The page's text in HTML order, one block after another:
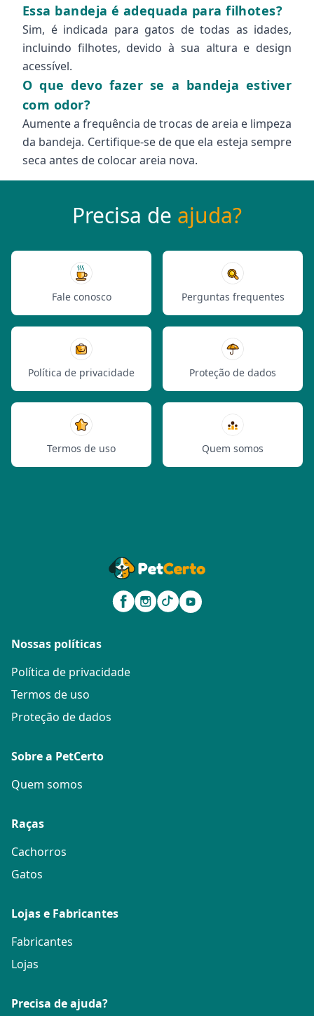
Essa bandeja é adequada para filhotes?
Sim, é indicada para gatos de todas as idades,
incluindo filhotes, devido à sua altura e design
acessível.
O que devo fazer se a bandeja estiver
com odor?
Aumente a frequência de trocas de areia e limpeza
da bandeja. Certifique-se de que ela esteja sempre
seca antes de colocar areia nova.
Precisa de ajuda?
Fale conosco Perguntas frequentes
Política de privacidade Proteção de dados
Termos de uso Quem somos
Nossas políticas
Política de privacidade
Termos de uso
Proteção de dados
Sobre a PetCerto
Quem somos
Raças
Cachorros
Gatos
Lojas e Fabricantes
Fabricantes
Lojas
Precisa de ajuda?